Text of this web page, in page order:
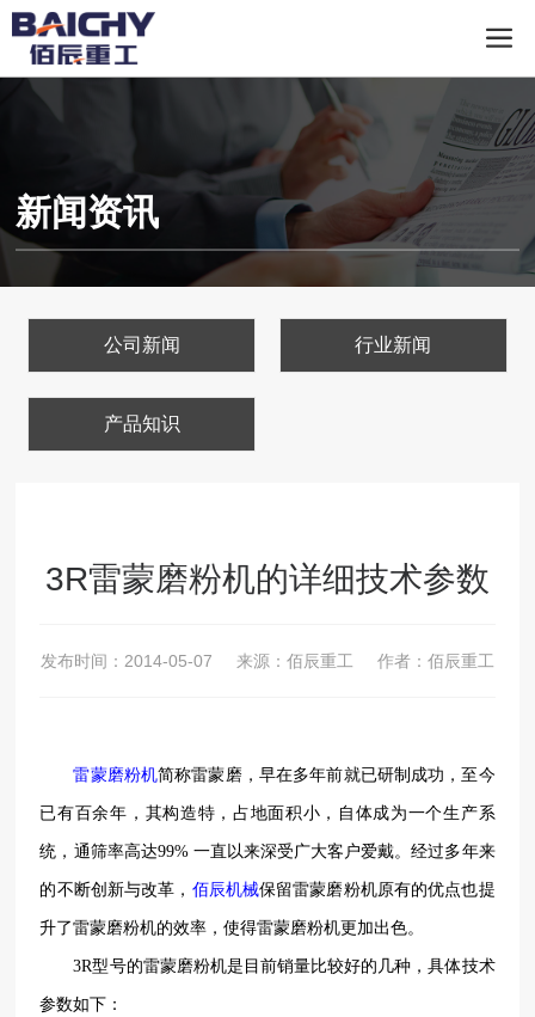
新闻资讯
公司新闻 行业新闻
产品知识
3R雷蒙磨粉机的详细技术参数
发布时间： 2014-05-07 来源：佰辰重工 作者：佰辰重工
雷蒙磨粉机简称雷蒙磨，早在多年前就已研制成功，至今
已有百余年，其构造特，占地面积小，自体成为一个生产系
统，通筛率高达99% 一直以来深受广大客户爱戴。经过多年来
的不断创新与改革， 佰辰机械保留雷蒙磨粉机原有的优点也提
升了雷蒙磨粉机的效率，使得雷蒙磨粉机更加出色。
3R型号的雷蒙磨粉机是目前销量比较好的几种，具体技术
参数如下：